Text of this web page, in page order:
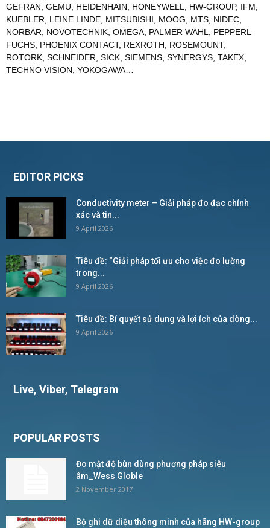
GEFRAN, GEMU, HEIDENHAIN, HONEYWELL, HW-GROUP, IFM,
KUEBLER, LEINE LINDE, MITSUBISHI, MOOG, MTS, NIDEC,
NORBAR, NOVOTECHNIK, OMEGA, PALMER WAHL, PEPPERL
FUCHS, PHOENIX CONTACT, REXROTH, ROSEMOUNT,
ROTORK, SCHNEIDER, SICK, SIEMENS, SYNERGYS, TAKEX,
TECHNO VISION, YOKOGAWA…
EDITOR PICKS
Conductivity meter – Giải pháp đo đạc chính
xác và tin...
9 April 2026
Tiêu đề: “Giải pháp tối ưu cho việc đo lường
trong...
9 April 2026
Tiêu đề: Bí quyết sử dụng và lợi ích của dòng...
9 April 2026
Live, Viber, Telegram
POPULAR POSTS
Đo mật độ bùn dùng phương pháp siêu
âm_Wess Globle
2 November 2017
Bộ ghi dữ diệu thông minh của hãng HW-group